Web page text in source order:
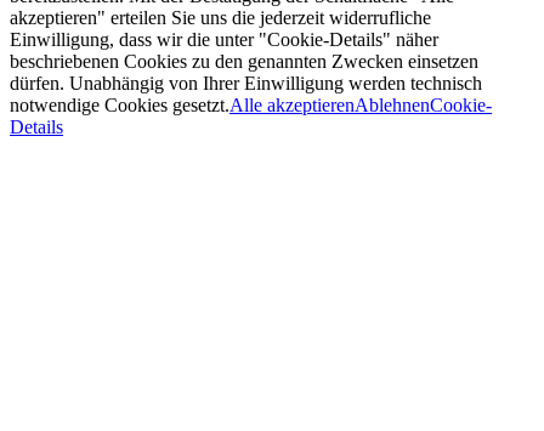
akzeptieren" erteilen Sie uns die jederzeit widerrufliche
Einwilligung, dass wir die unter "Cookie-Details" näher
beschriebenen Cookies zu den genannten Zwecken einsetzen
dürfen. Unabhängig von Ihrer Einwilligung werden technisch
notwendige Cookies gesetzt.Alle akzeptierenAblehnenCookie-
Details